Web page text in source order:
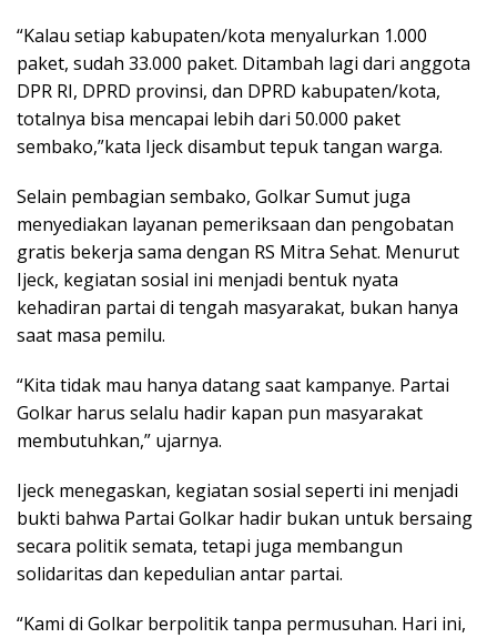
“Kalau setiap kabupaten/kota menyalurkan 1.000
paket, sudah 33.000 paket. Ditambah lagi dari anggota
DPR RI, DPRD provinsi, dan DPRD kabupaten/kota,
totalnya bisa mencapai lebih dari 50.000 paket
sembako,”kata Ijeck disambut tepuk tangan warga.
Selain pembagian sembako, Golkar Sumut juga
menyediakan layanan pemeriksaan dan pengobatan
gratis bekerja sama dengan RS Mitra Sehat. Menurut
Ijeck, kegiatan sosial ini menjadi bentuk nyata
kehadiran partai di tengah masyarakat, bukan hanya
saat masa pemilu.
“Kita tidak mau hanya datang saat kampanye. Partai
Golkar harus selalu hadir kapan pun masyarakat
membutuhkan,” ujarnya.
Ijeck menegaskan, kegiatan sosial seperti ini menjadi
bukti bahwa Partai Golkar hadir bukan untuk bersaing
secara politik semata, tetapi juga membangun
solidaritas dan kepedulian antar partai.
“Kami di Golkar berpolitik tanpa permusuhan. Hari ini,